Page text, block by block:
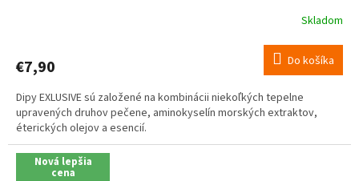
je
z
5
hviezdičiek.
Skladom
€7,90 Do košíka
Dipy EXLUSIVE sú založené na kombinácii niekoľkých tepelne
upravených druhov pečene, aminokyselín morských extraktov,
éterických olejov a esencií.
Nová lepšia
cena